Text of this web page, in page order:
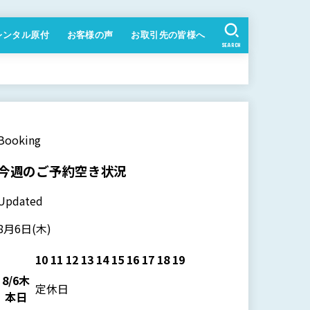
ンタル原付 お客様の声 お取引先の皆様へ
SEARCH